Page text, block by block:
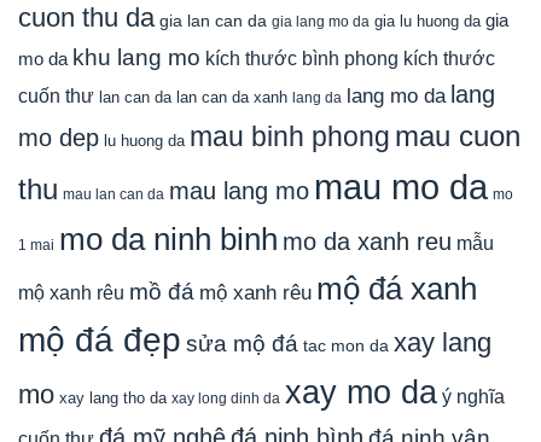
cuon thu da gia lan can da gia lang mo da gia lu huong da gia
mo da khu lang mo kích thước bình phong kích thước
cuốn thư lan can da lan can da xanh lang da lang mo da lang
mo dep lu huong da mau binh phong mau cuon
thu mau lan can da mau lang mo mau mo da mo
1 mai mo da ninh binh mo da xanh reu mẫu
mộ xanh rêu mồ đá mộ xanh rêu mộ đá xanh
mộ đá đẹp sửa mộ đá tac mon da xay lang
mo xay lang tho da xay long dinh da xay mo da ý nghĩa